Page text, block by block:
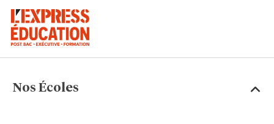
Nos Écoles